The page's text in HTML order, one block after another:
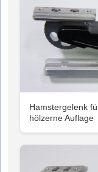
Hamstergelenk
hölzerne Auflage